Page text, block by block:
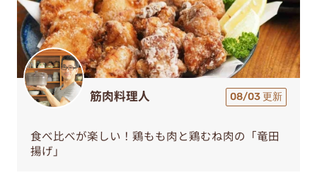
筋肉料理人 08/03 更新
食べ比べが楽しい！鶏もも肉と鶏むね肉の「竜田
揚げ」